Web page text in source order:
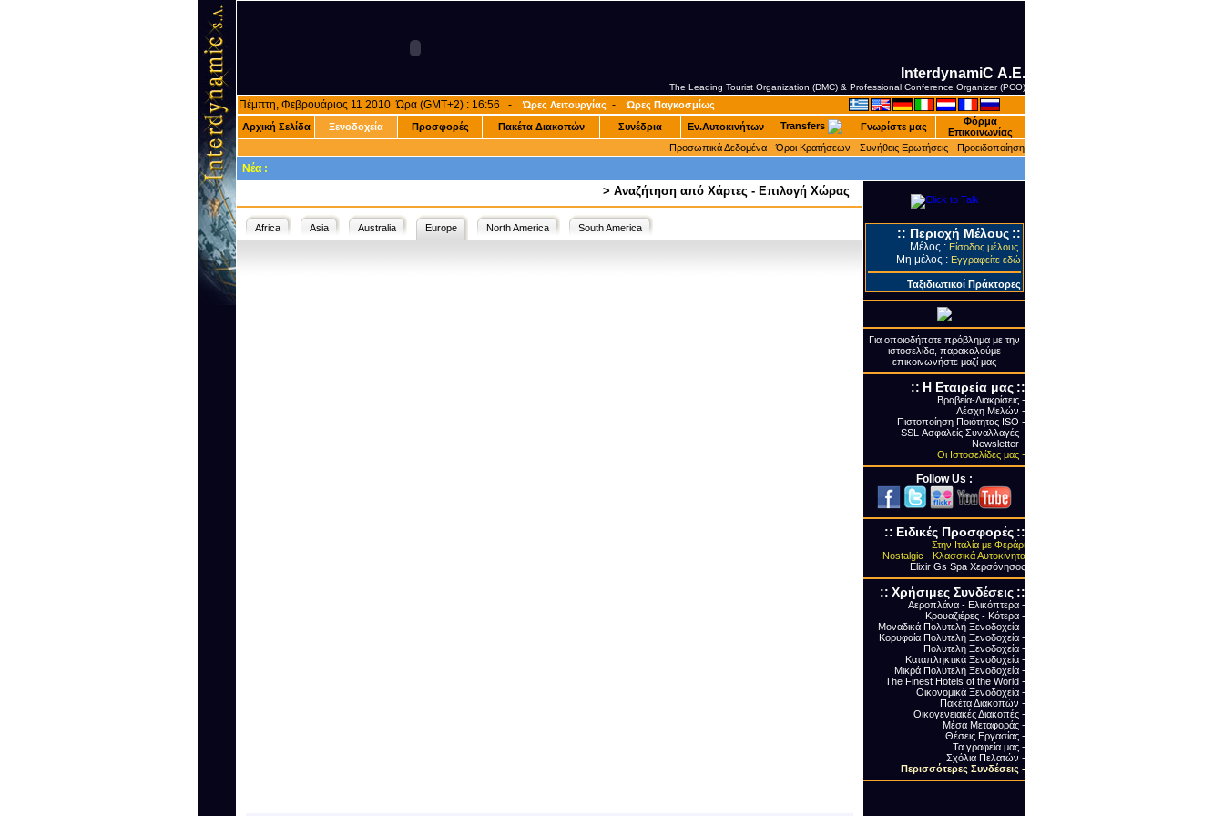
InterdynamiC Α.Ε.
The Leading Tourist Organization (DMC) & Professional Conference Organizer (PCO)
Πέμπτη, Φεβρουάριος 11 2010 Ώρα (GMT+2) : 16:56 -Ώρες Λειτουργίας -Ώρες Παγκοσμίως
Αρχική Σελίδα
Ξενοδοχεία Προσφορές Πακέτα Διακοπών Συνέδρια Εν.Αυτοκινήτων Transfers Γνωρίστε μας
Φόρμα
Επικοινωνίας
Προσωπικά Δεδομένα -Όροι Κρατήσεων - Συνήθεις Ερωτήσεις - Προειδοποίηση
Νέα :
> Αναζήτηση από Χάρτες - Επιλογή Χώρας
Africa Asia Australia Europe North America South America :: Περιοχή Μέλους ::
Μέλος : Είσοδος μέλους
Μη μέλος : Εγγραφείτε εδώ
Ταξιδιωτικοί Πράκτορες
Για οποιοδήποτε πρόβλημα με την
ιστοσελίδα, παρακαλούμε
επικοινωνήστε μαζί μας
:: Η Εταιρεία μας ::
Βραβεία-Διακρίσεις -
Λέσχη Μελών -
Πιστοποίηση Ποιότητας ΙSO -
SSL Ασφαλείς Συναλλαγές -
Newsletter -
Οι Ιστοσελίδες μας -
Follow Us :
:: Ειδικές Προσφορές ::
Στην Ιταλία με Φεράρι
Nostalgic - Κλασσικά Αυτοκίνητα
Elixir Gs Spa Χερσόνησος
:: Xρήσιμες Συνδέσεις ::
Αεροπλάνα - Ελικόπτερα -
Κρουαζιέρες - Κότερα -
Μοναδικά Πολυτελή Ξενοδοχεία -
Κορυφαία Πολυτελή Ξενοδοχεία -
Πολυτελή Ξενοδοχεία -
Καταπληκτικά Ξενοδοχεία -
Μικρά Πολυτελή Ξενοδοχεία -
The Finest Hotels of the World -
Οικονομικά Ξενοδοχεία -
Πακέτα Διακοπών -
Οικογενειακές Διακοπές -
Μέσα Μεταφοράς -
Θέσεις Εργασίας -
Τα γραφεία μας -
Σχόλια Πελατών -
Περισσότερες Συνδέσεις -